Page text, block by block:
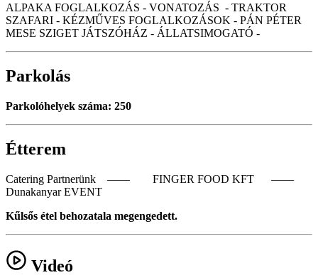
ALPAKA FOGLALKOZÁS - VONATOZÁS - TRAKTOR
SZAFARI - KÉZMŰVES FOGLALKOZÁSOK - PÁN PÉTER
MESE SZIGET JÁTSZÓHÁZ - ÁLLATSIMOGATÓ -
Parkolás
Parkolóhelyek száma: 250
Étterem
Catering Partnerünk —— FINGER FOOD KFT ——
Dunakanyar EVENT
Kűlsős étel behozatala megengedett.
Videó